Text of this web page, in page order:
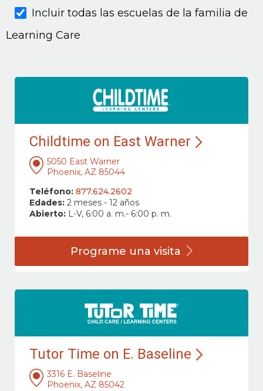
Incluir todas las escuelas de la familia de
Learning Care
Childtime on East Warner
5050 East Warner
Phoenix, AZ 85044
Teléfono: 877.624.2602
Edades: 2 meses - 12 años
Abierto: L-V, 6:00 a. m.- 6:00 p. m.
Programe una visita
Tutor Time on E. Baseline
3316 E. Baseline
Phoenix, AZ 85042